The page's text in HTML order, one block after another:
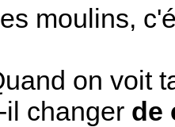
moulins,
on voit
il changer de